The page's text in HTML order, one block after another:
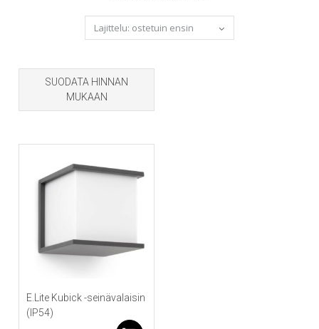
SUODATA HINNAN
MUKAAN
E.Lite Kubick -seinävalaisin
(IP54)